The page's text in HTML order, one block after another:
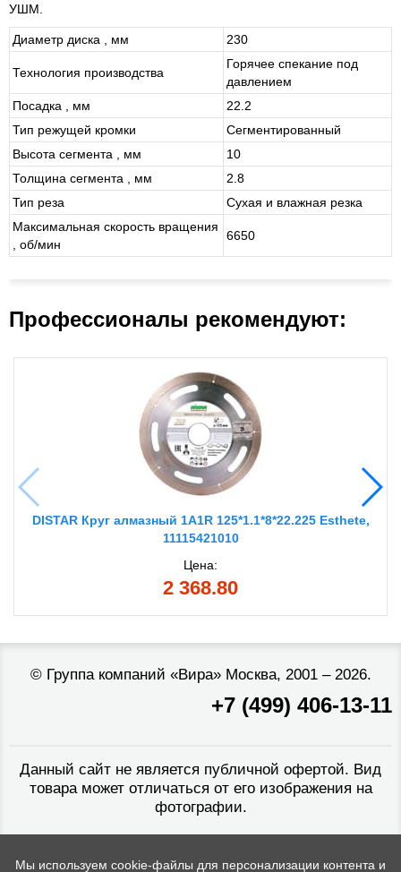
УШМ.
Диаметр диска , мм 230
Технология производства
Горячее спекание под
давлением
Посадка , мм
22.2
Тип режущей кромки
Сегментированный
Высота сегмента , мм
10
Толщина сегмента , мм
2.8
Тип реза
Сухая и влажная резка
Максимальная скорость вращения
, об/мин
6650
Профессионалы рекомендуют:
DISTAR Круг алмазный 1A1R 125*1.1*8*22.225 Esthete,
11115421010
Цена:
2 368.80
© Группа компаний «Вира»Москва, 2001 – 2026.
+7 (499) 406-13-11
Данный сайт не является публичной офертой. Вид
товара может отличаться от его изображения на
фотографии.
Мы используем cookie-файлы для персонализации контента и